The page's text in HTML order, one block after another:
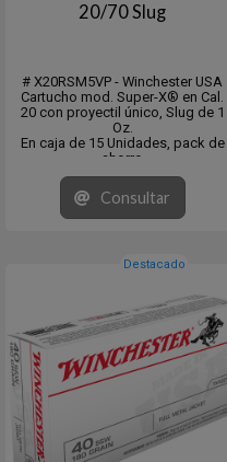
20/70 Slug
# X20RSM5VP - Winchester USA
Cartucho mod. Super-X® en Cal.
20 con proyectil único, Slug de 1
Oz.
En caja de 15 Unidades, pack de
ahorro
Consultar
Destacado